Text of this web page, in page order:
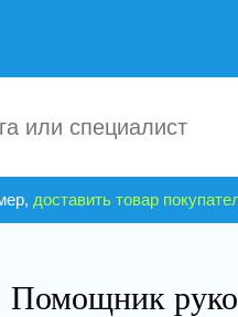
доставить товар
Помощник